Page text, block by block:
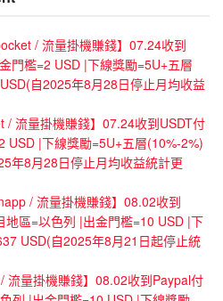
/ 流量掛機賺錢】07.24收到
門檻=2 USD |下線獎勵=5U+五層
自2025年8月28日停止月均收益
/ 流量掛機賺錢】07.24收到USDT付
USD |下線獎勵=5U+五層(10%-2%)
年8月28日停止月均收益統計更
/ 流量掛機賺錢】08.02收到
區=以色列 |出金門檻=10 USD |下
USD(自2025年8月21日起停止統
/ 流量掛機賺錢】08.02收到Paypal付